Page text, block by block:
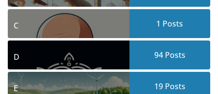
C 1 Posts
D 94Posts
E 19Posts